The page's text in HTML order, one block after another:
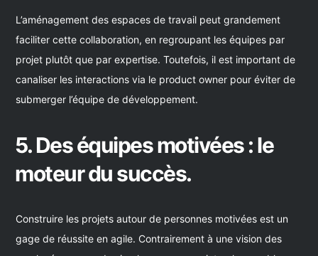
L’aménagement des espaces de travail peut grandement
faciliter cette collaboration, en regroupant les équipes par
projet plutôt que par expertise. Toutefois, il est important de
canaliser les interactions via le product owner pour éviter de
submerger l’équipe de développement.
5. Des équipes motivées : le
moteur du succès.
Construire les projets autour de personnes motivées est un
gage de réussite en agile. Contrairement à une vision des